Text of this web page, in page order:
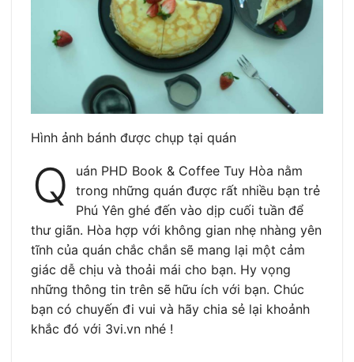
Hình ảnh bánh được chụp tại quán
Q
uán PHD Book & Coffee Tuy Hòa nằm
trong những quán được rất nhiều bạn trẻ
Phú Yên ghé đến vào dịp cuối tuần để
thư giãn. Hòa hợp với không gian nhẹ nhàng yên
tĩnh của quán chắc chắn sẽ mang lại một cảm
giác dễ chịu và thoải mái cho bạn. Hy vọng
những thông tin trên sẽ hữu ích với bạn. Chúc
bạn có chuyến đi vui và hãy chia sẻ lại khoảnh
khắc đó với 3vi.vn nhé !